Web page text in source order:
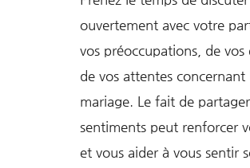
ouvertement avec votre
vos préoccupations, de vos
de vos attentes concernant
mariage. Le fait de
sentiments peut renforcer
et vous aider à vous sentir